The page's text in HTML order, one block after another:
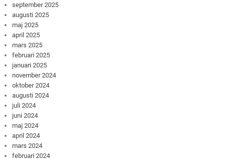
september 2025
augusti 2025
maj 2025
april 2025
mars 2025
februari 2025
januari 2025
november 2024
oktober 2024
augusti 2024
juli 2024
juni 2024
maj 2024
april 2024
mars 2024
februari 2024